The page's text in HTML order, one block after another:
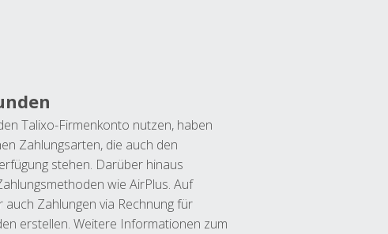
Talixo-Firmenkonto nutzen, haben
Zahlungsarten, die auch den
stehen. Darüber hinaus
wie AirPlus. Auf
Zahlungen via Rechnung für
erstellen. Weitere Informationen zum